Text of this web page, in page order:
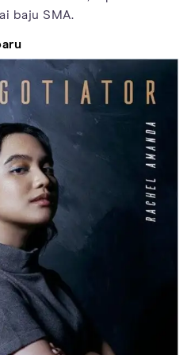
baju SMA.